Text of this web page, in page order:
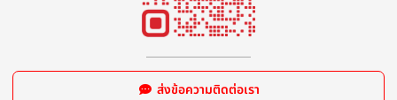
ส่งข้อความติดต่อเรา